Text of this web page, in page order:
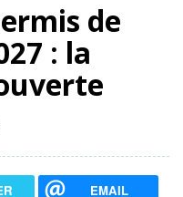
de
: la
EMAIL